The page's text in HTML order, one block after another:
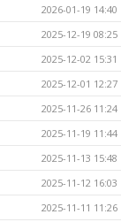
2026-01-19 14:40
2025-12-19 08:25
2025-12-02 15:31
2025-12-01 12:27
2025-11-26 11:24
2025-11-19 11:44
2025-11-13 15:48
2025-11-12 16:03
2025-11-11 11:26